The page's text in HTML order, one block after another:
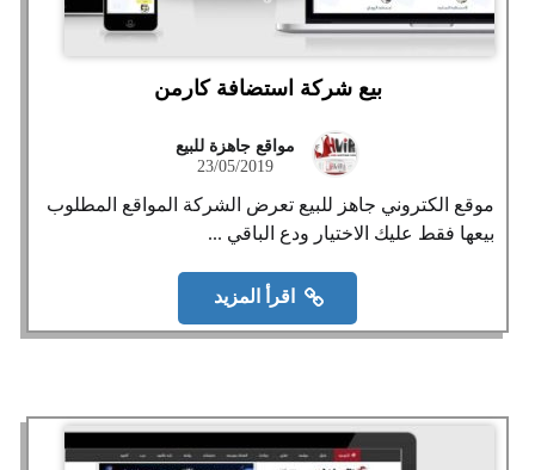
بيع شركة استضافة كارمن
مواقع جاهزة للبيع
23/05/2019
موقع الكتروني جاهز للبيع تعرض الشركة المواقع المطلوب
بيعها فقط عليك الاختيار ودع الباقي ...
اقرأ المزيد